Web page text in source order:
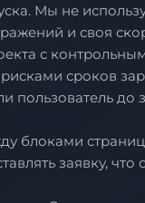
Мы не
и своя
с
сроков
пользователь
блоками
заявку,